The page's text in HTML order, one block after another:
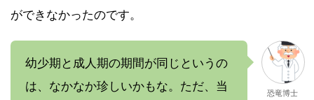
ができなかったのです。
幼少期と成人期の期間が同じというの
は、なかなか珍しいかもな。ただ、当
恐竜博士